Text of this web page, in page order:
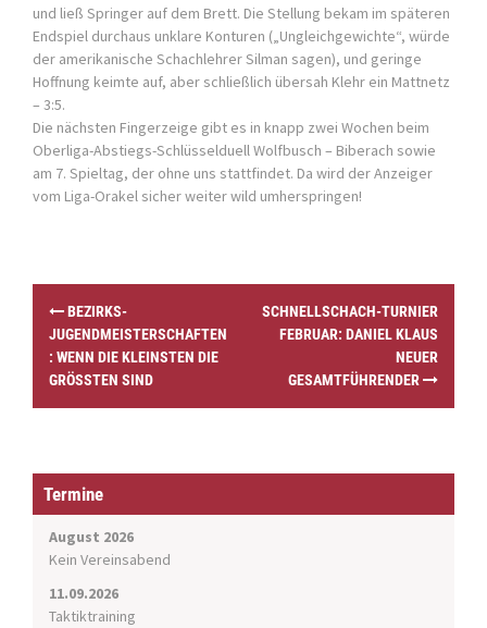
und ließ Springer auf dem Brett. Die Stellung bekam im späteren
Endspiel durchaus unklare Konturen („Ungleichgewichte“, würde
der amerikanische Schachlehrer Silman sagen), und geringe
Hoffnung keimte auf, aber schließlich übersah Klehr ein Mattnetz
– 3:5.
Die nächsten Fingerzeige gibt es in knapp zwei Wochen beim
Oberliga-Abstiegs-Schlüsselduell Wolfbusch – Biberach sowie
am 7. Spieltag, der ohne uns stattfindet. Da wird der Anzeiger
vom Liga-Orakel sicher weiter wild umherspringen!
a
a
BEZIRKS-
JUGENDMEISTERSCHAFTEN
: WENN DIE KLEINSTEN DIE
GRÖSSTEN SIND
SCHNELLSCHACH-TURNIER
FEBRUAR: DANIEL KLAUS
NEUER
GESAMTFÜHRENDER
Termine
August 2026
Kein Vereinsabend
11.09.2026
Taktiktraining